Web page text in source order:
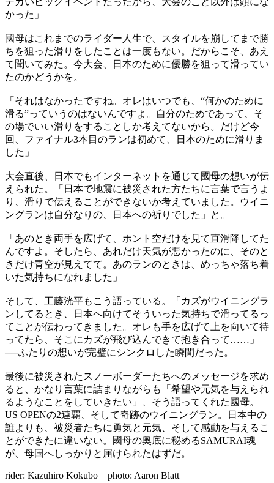
かった」
國母はこれまでのライダー人生で、スタイルを崩してまで勝
ちを狙った滑りをしたことは一度もない。だからこそ、あえ
て聞いてみた。今大会、日本のために優勝を狙って滑ってい
たのかどうかを。
「それはなかったですね。オレはいつでも、“何かのために
滑る”っていうのはないんですよ。自分のためであって、そ
の場でいい滑りをすることしか考えてないから。だけど今
回、ファイナル3本目のランは初めて、日本のために滑りま
した」
大会直後、日本でもインターネットを通じて國母の想いが伝
えられた。「日本で地震に被災された方たちに言葉で言うよ
り、滑りで伝えることができないか考えていました。ウイニ
ングランは自分なりの、日本への祈りでした」と。
「あのとき両手を広げて、ホント空だけを見て直滑降してた
んですよ。そしたら、あれだけ天気が悪かったのに、そのと
きだけ青空が見えてて。あのランのときは、めっちゃ落ち着
いた気持ちになれました」
そして、工藤洸平もこう語っている。「カズがウイニングラ
ンしてるとき、日本へ向けてそういった気持ちで滑ってるっ
てことが伝わってきました。オレも手を広げて上を向いて待
ってたら、そこにカズが飛び込んできて抱き合って……」
──ふたりの想いが完璧にシンクロした瞬間だった。
最後に被災されたスノーボーダーたちへのメッセージを求め
ると、かなり言葉に詰まりながらも「希望や元気を与えられ
るようなことをしていきたい」、そう語ってくれた國母。
US OPENの2連覇、そして奇跡のウイニングラン。日本中の
誰よりも、被災者たちに勇気と元気、そして感動を与えるこ
とができたに違いない。國母の奥底に秘めるSAMURAI魂
が、母国へしっかりと届けられたはずだ。
rider: Kazuhiro Kokubo photo: Aaron Blatt